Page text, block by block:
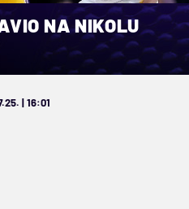
NA NIKOLU
| 16:01